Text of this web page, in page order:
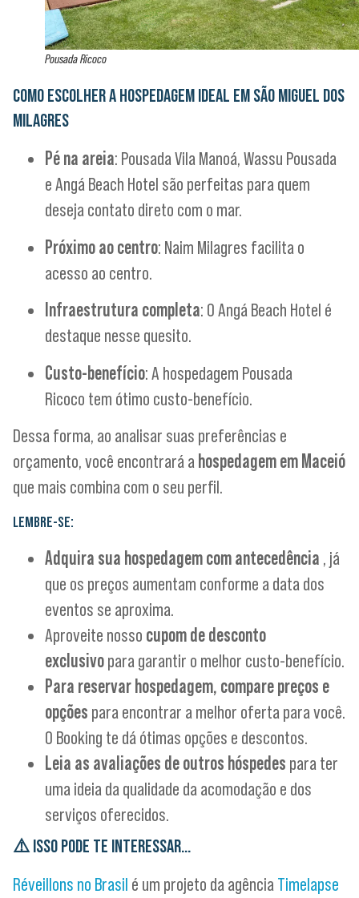
Pousada Ricoco
COMO ESCOLHER A HOSPEDAGEM IDEAL EM SÃO MIGUEL DOS
MILAGRES
Pé na areia: Pousada Vila Manoá, Wassu Pousada
e Angá Beach Hotel são perfeitas para quem
deseja contato direto com o mar.
Próximo ao centro: Naim Milagres facilita o
acesso ao centro.
Infraestrutura completa: OAngá Beach Hotel é
destaque nesse quesito.
Custo-benefício: A hospedagem Pousada
Ricoco tem ótimo custo-benefício.
Dessa forma, ao analisar suas preferências e
orçamento, você encontrará a hospedagem em Maceió
que mais combina com o seu perfil.
LEMBRE-SE:
Adquira sua hospedagem com antecedência , já
que os preços aumentam conforme a data dos
eventos se aproxima.
Aproveite nosso cupom de desconto
exclusivopara garantir o melhor custo-benefício.
Para reservar hospedagem, compare preços e
opções para encontrar a melhor oferta para você.
O Booking te dá ótimas opções e descontos.
Leia as avaliações de outros hóspedes para ter
uma ideia da qualidade da acomodação e dos
serviços oferecidos.
⚠️ ISSO PODE TE INTERESSAR…
Réveillons no Brasil é um projeto da agência Timelapse